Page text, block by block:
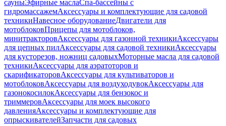
сауныЭфирные маслаСпа-бассейны с
гидромассажемАксессуары и комплектующие для садовой
техникиНавесное оборудованиеДвигатели для
мотоблоковПрицепы для мотоблоков,
минитракторовАксессуары для газонной техникиАксессуары
для цепных пилАксессуары для садовой техникиАксессуары
для кусторезов, ножниц садовыхМоторные масла для садовой
техникиАксессуары для аэратоторов и
скарификаторовАксессуары для культиваторов и
мотоблоковАксессуары для воздуходувокАксессуары для
газонокосилокАксессуары для бензокос и
триммеровАксессуары для моек высокого
давленияАксессуары и комплектующие для
опрыскивателейЗапчасти для садовых